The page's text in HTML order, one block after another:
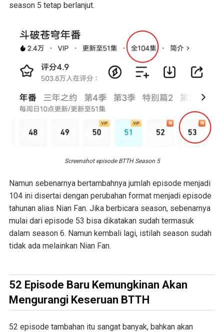
season 5 tetap berlanjut.
Screenshot episode BTTH Season 5
Namun sebenarnya bertambahnya jumlah episode menjadi
104 ini disertai dengan perubahan format menjadi episode
tahunan alias Nian Fan. Jika berbicara season, sebenarnya
mulai dari episode 53 bisa dikatakan sudah termasuk
dalam season 6. Namun kembali lagi, istilah season sudah
tidak ada melainkan Nian Fan.
52 Episode Baru Kemungkinan Akan
Mengurangi Keseruan BTTH
52 episode tambahan itu sangat banyak, bahkan akan